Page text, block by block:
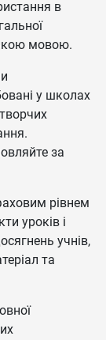
в
мовою.
у школах
за
рівнем
уроків і
учнів,
та